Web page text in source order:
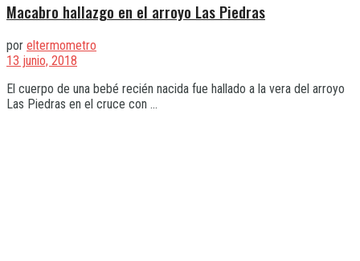
Macabro hallazgo en el arroyo Las Piedras
por eltermometro
13 junio, 2018
El cuerpo de una bebé recién nacida fue hallado a la vera del arroyo
Las Piedras en el cruce con ...